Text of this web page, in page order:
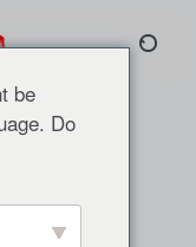
be
Do